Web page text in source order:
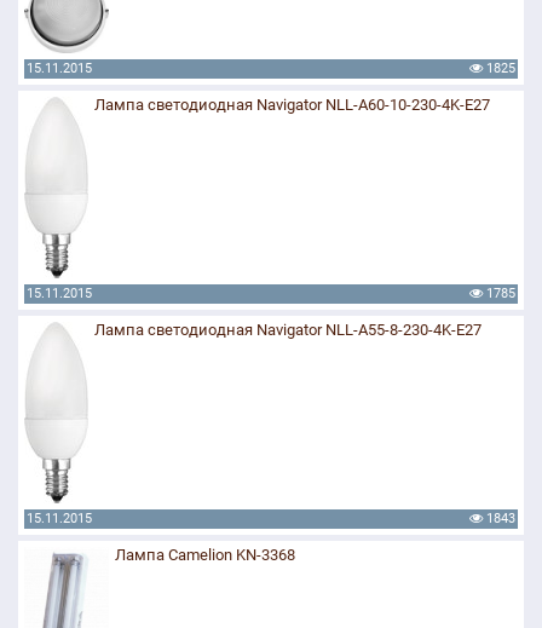
15.11.2015 1825
Лампа светодиодная Navigator NLL-A60-10-230-4K-E27
15.11.2015 1785
Лампа светодиодная Navigator NLL-A55-8-230-4K-E27
15.11.2015 1843
Лампа Camelion KN-3368